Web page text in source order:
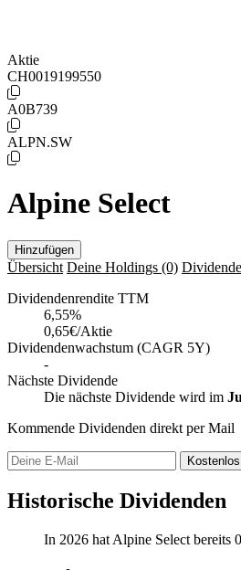
Aktie
CH0019199550
A0B739
ALPN.SW
Alpine Select
Hinzufügen
Übersicht Deine Holdings (0)
Dividendenrendite TTM
6,55%
0,65€/Aktie
Dividendenwachstum (CAGR 5Y)
-
Nächste Dividende
Die nächste Dividende wird im
Kommende Dividenden direkt per Mail
Kostenlos
Historische Dividenden
In 2026 hat Alpine Select bereits